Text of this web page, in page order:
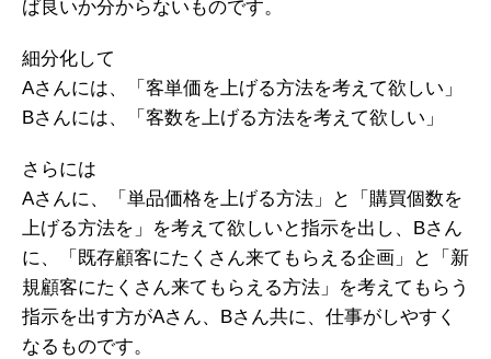
ば良いか分からないものです。
細分化して
Aさんには、「客単価を上げる方法を考えて欲しい」
Bさんには、「客数を上げる方法を考えて欲しい」
さらには
Aさんに、「単品価格を上げる方法」と「購買個数を
上げる方法を」を考えて欲しいと指示を出し、Bさん
に、「既存顧客にたくさん来てもらえる企画」と「新
規顧客にたくさん来てもらえる方法」を考えてもらう
指示を出す方がAさん、Bさん共に、仕事がしやすく
なるものです。